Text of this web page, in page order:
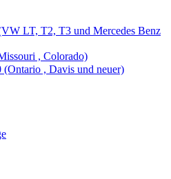
LT, T2, T3 und Mercedes Benz
, Colorado)
, Davis und neuer)